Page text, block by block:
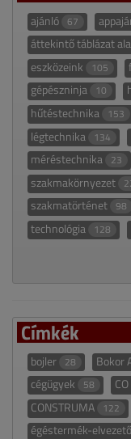
ajánló 67
áttekintő táblázat
eszközeink 105
gépészninja 10
hűtéstechnika 153
légtechnika 134
méréstechnika 23
szakmakörnyezet
szakmatörténet 98
technológia 128
Címkék
bojler 28 Bokor
cégügyek 58 CO
CONSTRUMA 122
égéstermék-elvezető